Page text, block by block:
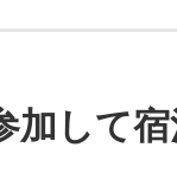
加して